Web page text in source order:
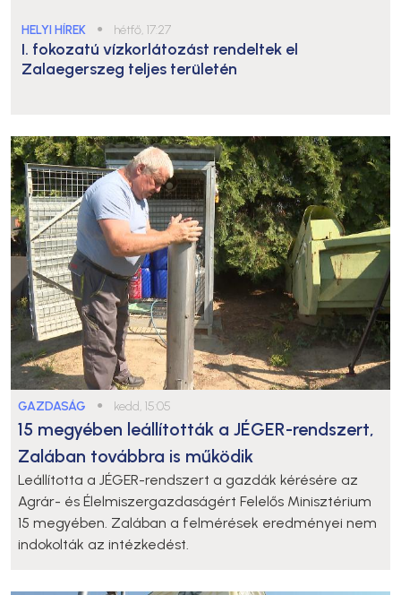
HELYI HÍREK ● hétfő, 17:27
I. fokozatú vízkorlátozást rendeltek el
Zalaegerszeg teljes területén
GAZDASÁG ● kedd, 15:05
15 megyében leállították a JÉGER-rendszert,
Zalában továbbra is működik
Leállította a JÉGER-rendszert a gazdák kérésére az
Agrár- és Élelmiszergazdaságért Felelős Minisztérium
15 megyében. Zalában a felmérések eredményei nem
indokolták az intézkedést.